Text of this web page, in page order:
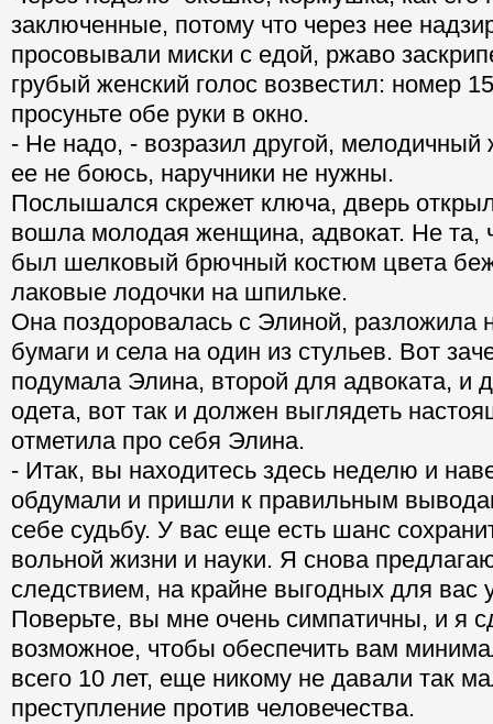
заключенные, потому что через нее
просовывали миски с едой, ржаво
грубый женский голос возвестил: номер
просуньте обе руки в окно.
- Не надо, - возразил другой, мелодичный
ее не боюсь, наручники не нужны.
Послышался скрежет ключа, дверь
вошла молодая женщина, адвокат. Не та,
был шелковый брючный костюм цвета
лаковые лодочки на шпильке.
Она поздоровалась с Элиной, разложила
бумаги и села на один из стульев. Вот
подумала Элина, второй для адвоката, и
одета, вот так и должен выглядеть
отметила про себя Элина.
- Итак, вы находитесь здесь неделю и
обдумали и пришли к правильным
себе судьбу. У вас еще есть шанс
вольной жизни и науки. Я снова
следствием, на крайне выгодных для вас
Поверьте, вы мне очень симпатичны, и я
возможное, чтобы обеспечить вам
всего 10 лет, еще никому не давали так
преступление против человечества.